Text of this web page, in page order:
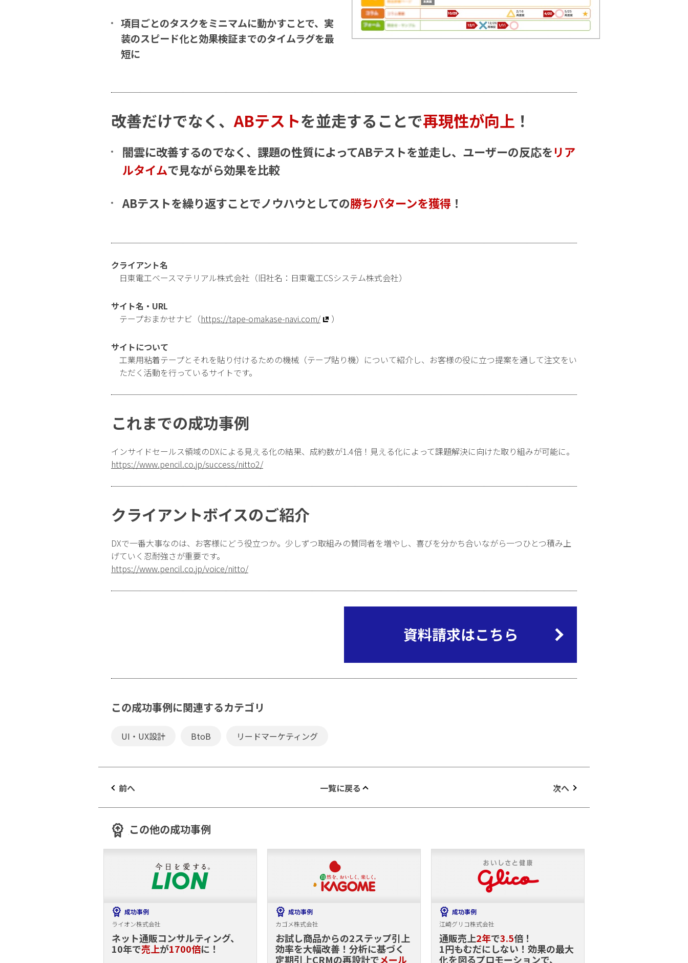
項目ごとのタスクをミニマムに動かすことで、実
装のスピード化と効果検証までのタイムラグを最
短に
改善だけでなく、 ABテストを並走することで再現性が向上 ！
闇雲に改善するのでなく、課題の性質によってABテストを並走し、ユーザーの反応をリア
ルタイムで見ながら効果を比較
ABテストを繰り返すことでノウハウとしての勝ちパターンを獲得 ！
クライアント名
日東電工ベースマテリアル株式会社（旧社名：日東電工CSシステム株式会社）
サイト名・URL
テープおまかせナビ（https://tape-omakase-navi.com/ ）
サイトについて
工業用粘着テープとそれを貼り付けるための機械（テープ貼り機）について紹介し、お客様の役に立つ提案を通して注文をい
ただく活動を行っているサイトです。
これまでの成功事例
インサイドセールス領域のDXによる見える化の結果、成約数が1.4倍！見える化によって課題解決に向けた取り組みが可能に。
https://www.pencil.co.jp/success/nitto2/
クライアントボイスのご紹介
DXで一番大事なのは、お客様にどう役立つか。少しずつ取組みの賛同者を増やし、喜びを分かち合いながら一つひとつ積み上
げていく忍耐強さが重要です。
https://www.pencil.co.jp/voice/nitto/
資料請求はこちら
この成功事例に関連するカテゴリ
UI・UX設計 BtoB リードマーケティング
前へ 一覧に戻る 次へ
この他の成功事例
成功事例
ライオン株式会社
ネット通販コンサルティング、
10年で売上が1700倍に！
成功事例
カゴメ株式会社
お試し商品からの2ステップ引上
効率を大幅改善！分析に基づく
定期引上CRMの再設計でメール
成功事例
江崎グリコ株式会社
通販売上2年で3.5倍！
1円もむだにしない！効果の最大
化を図るプロモーションで、